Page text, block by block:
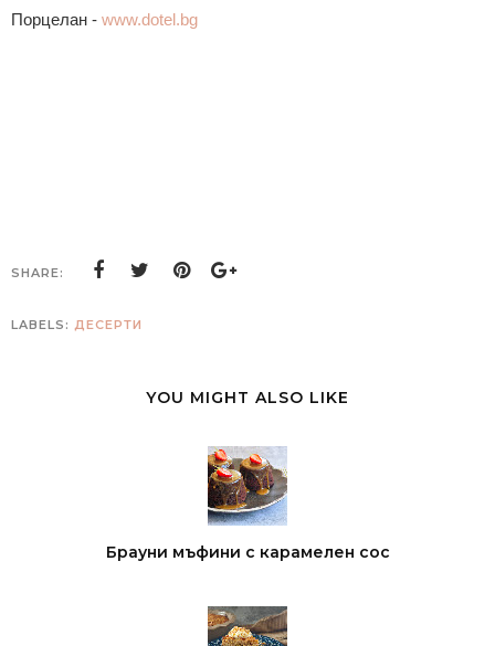
Порцелан - www.dotel.bg
SHARE:
LABELS: ДЕСЕРТИ
YOU MIGHT ALSO LIKE
Брауни мъфини с карамелен сос